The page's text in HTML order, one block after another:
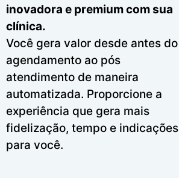
inovadora e premium com sua
clínica.
Você gera valor desde antes do
agendamento ao pós
atendimento de maneira
automatizada. Proporcione a
experiência que gera mais
fidelização, tempo e indicações
para você.